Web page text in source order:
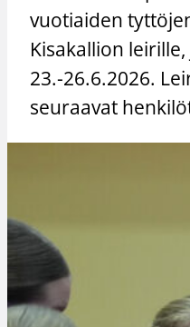
vuotiaiden
Kisakallion
23.-26.6.2026.
seuraavat